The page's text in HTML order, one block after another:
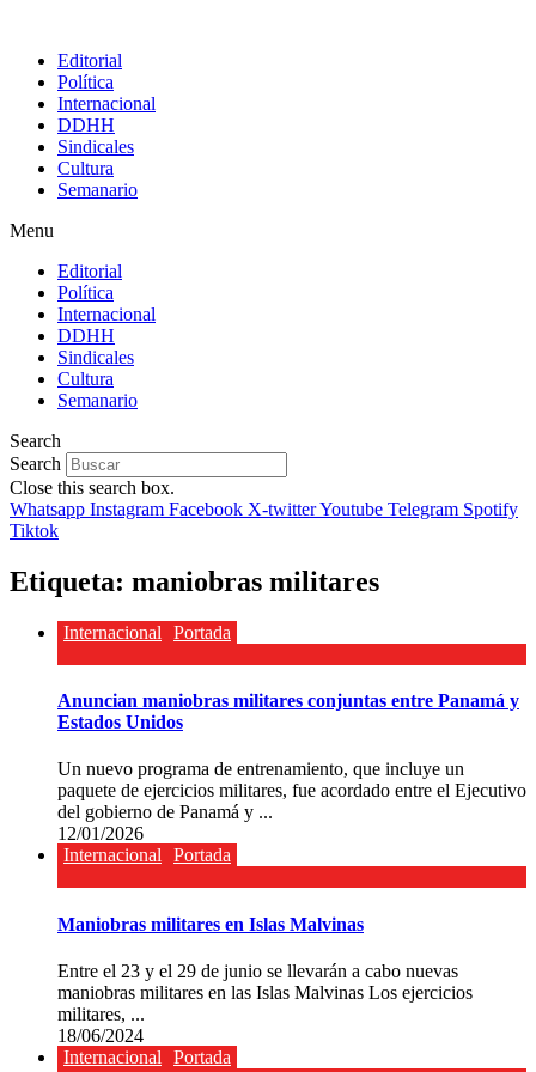
Editorial
Política
Internacional
DDHH
Sindicales
Cultura
Semanario
Menu
Editorial
Política
Internacional
DDHH
Sindicales
Cultura
Semanario
Search
Search
Close this search box.
Whatsapp Instagram Facebook X-twitterYoutube Telegram Spotify
Tiktok
Etiqueta: maniobras militares
Internacional Portada
Anuncian maniobras militares conjuntas entre Panamá y
Estados Unidos
Un nuevo programa de entrenamiento, que incluye un
paquete de ejercicios militares, fue acordado entre el Ejecutivo
del gobierno de Panamá y ...
12/01/2026
Internacional
Portada
Maniobras militares en Islas Malvinas
Entre el 23 y el 29 de junio se llevarán a cabo nuevas
maniobras militares en las Islas Malvinas Los ejercicios
militares, ...
18/06/2024
Internacional
Portada